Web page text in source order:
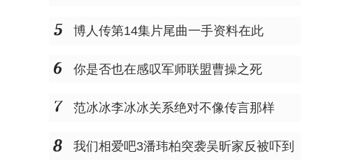
博人传第14集片尾曲一手资料在此
你是否也在感叹军师联盟曹操之死
范冰冰李冰冰关系绝对不像传言那样
我们相爱吧3潘玮柏突袭吴昕家反被吓到